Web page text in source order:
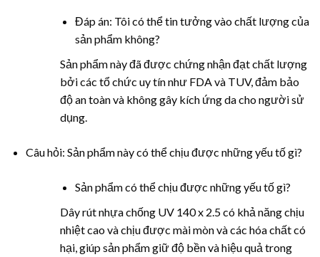
Đáp án: Tôi có thể tin tưởng vào chất lượng của
sản phẩm không?
Sản phẩm này đã được chứng nhận đạt chất lượng
bởi các tổ chức uy tín như FDA và TUV, đảm bảo
độ an toàn và không gây kích ứng da cho người sử
dụng.
Câu hỏi: Sản phẩm này có thể chịu được những yếu tố gì?
Sản phẩm có thể chịu được những yếu tố gì?
Dây rút nhựachống UV 140 x 2.5 có khả năng chịu
nhiệt cao và chịu được mài mòn và các hóa chất có
hại, giúp sản phẩm giữ độ bền và hiệu quả trong